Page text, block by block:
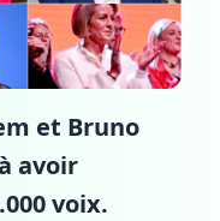
et Bruno
avoir
voix.